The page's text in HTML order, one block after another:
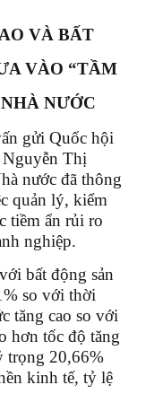
VÀ BẤT
VÀO “TẦM
NƯỚC
gửi Quốc hội
Thị
nước đã thông
quản lý, kiểm
tiềm ẩn rủi ro
nghiệp.
bất động sản
so với thời
tăng cao so với
hơn tốc độ tăng
trọng 20,66%
kinh tế, tỷ lệ